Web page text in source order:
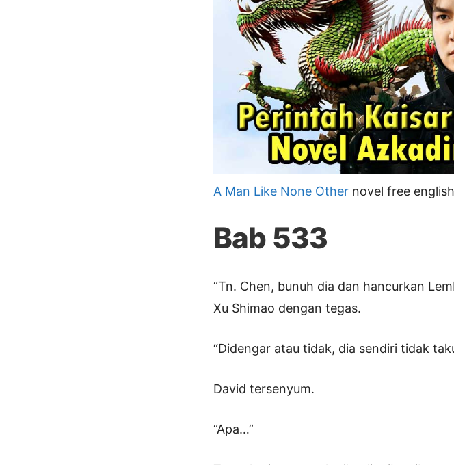
A Man Like None Other novel free english
Bab 533
“Tn. Chen, bunuh dia dan hancurkan
Xu Shimao dengan tegas.
“Didengar atau tidak, dia sendiri tidak
David tersenyum.
“Apa…”